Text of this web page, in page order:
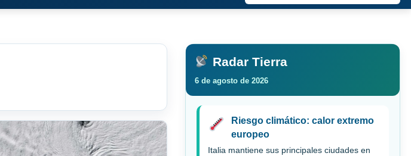
Radar Tierra
6 de agosto de 2026
Riesgo climático: calor extremo
europeo
Italia mantiene sus principales ciudades en